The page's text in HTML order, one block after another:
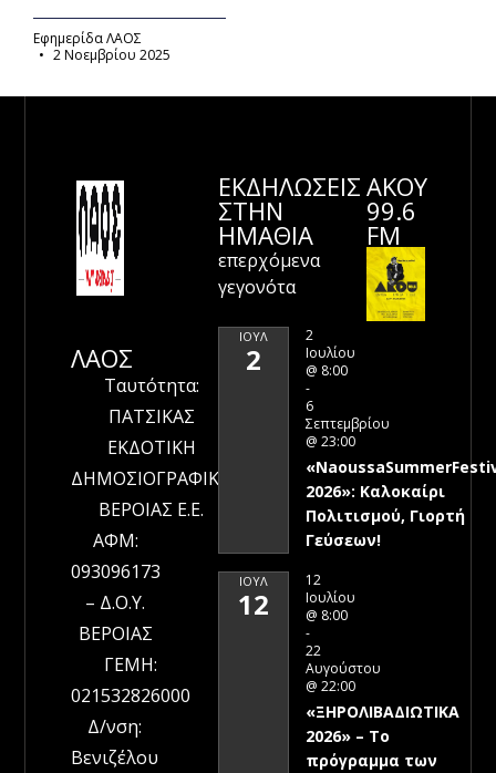
Εφημερίδα ΛΑΟΣ
2 Νοεμβρίου 2025
ΛΑΟΣ
Ταυτότητα:
ΠΑΤΣΙΚΑΣ
ΕΚΔΟΤΙΚΗ
ΔΗΜΟΣΙΟΓΡΑΦΙΚΗ
ΒΕΡΟΙΑΣ Ε.Ε.
ΑΦΜ:
093096173
– Δ.Ο.Υ.
ΒΕΡΟΙΑΣ
ΓΕΜΗ:
021532826000
Δ/νση:
Βενιζέλου
ΕΚΔΗΛΩΣΕΙΣ
ΣΤΗΝ
ΗΜΑΘΊΑ
επερχόμενα
γεγονότα
ΙΟΎΛ
2
2
Ιουλίου
@ 8:00
-
6
Σεπτεμβρίου
@ 23:00
2026»: Καλοκαίρι
Πολιτισμού, Γιορτή
Γεύσεων!
ΙΟΎΛ
12
12
Ιουλίου
@ 8:00
-
22
Αυγούστου
@ 22:00
«ΞΗΡΟΛΙΒΑΔΙΩΤΙΚΑ
2026» – To
πρόγραμμα των
ΑΚΟΥ
99.6
FM